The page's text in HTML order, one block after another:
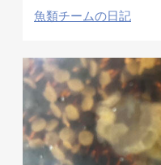
魚類チームの日記